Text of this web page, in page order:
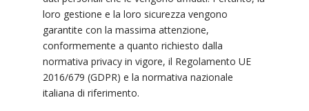
loro gestione e la loro sicurezza vengono
garantite con la massima attenzione,
conformemente a quanto richiesto dalla
normativa privacy in vigore, il Regolamento UE
2016/679 (GDPR) e la normativa nazionale
italiana di riferimento.